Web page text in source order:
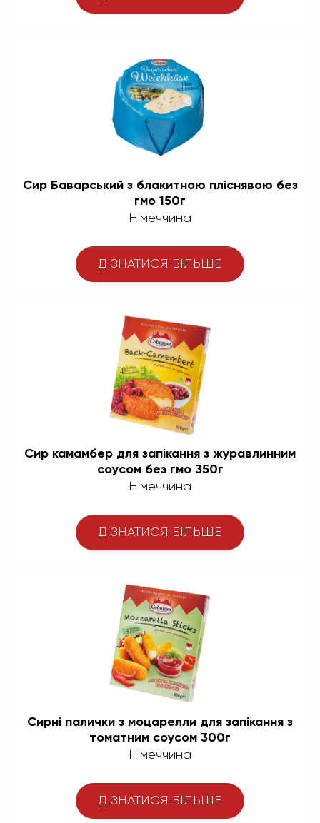
Сир Баварський з блакитною пліснявою без
гмо 150г
Німеччина
ДІЗНАТИСЯ БІЛЬШЕ
Сир камамбер для запікання з журавлинним
соусом без гмо 350г
Німеччина
ДІЗНАТИСЯ БІЛЬШЕ
Сирні палички з моцарелли для запікання з
томатним соусом 300г
Німеччина
ДІЗНАТИСЯ БІЛЬШЕ